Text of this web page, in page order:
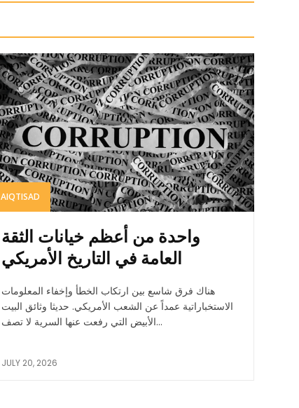
AIQTISAD
واحدة من أعظم خيانات الثقة
العامة في التاريخ الأمريكي
هناك فرق شاسع بين ارتكاب الخطأ وإخفاء المعلومات
الاستخباراتية عمداً عن الشعب الأمريكي. حديثا وثائق البيت
الأبيض التي رفعت عنها السرية لا تصف...
JULY 20, 2026